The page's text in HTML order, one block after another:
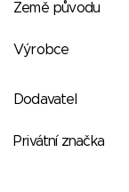
Země původu
Výrobce
Dodavatel
Privátní značka